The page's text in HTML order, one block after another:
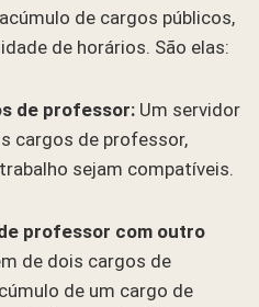
de cargos públicos,
de horários. São elas:
de professor: Um servidor
cargos de professor,
sejam compatíveis.
professor com outro
de dois cargos de
de um cargo de